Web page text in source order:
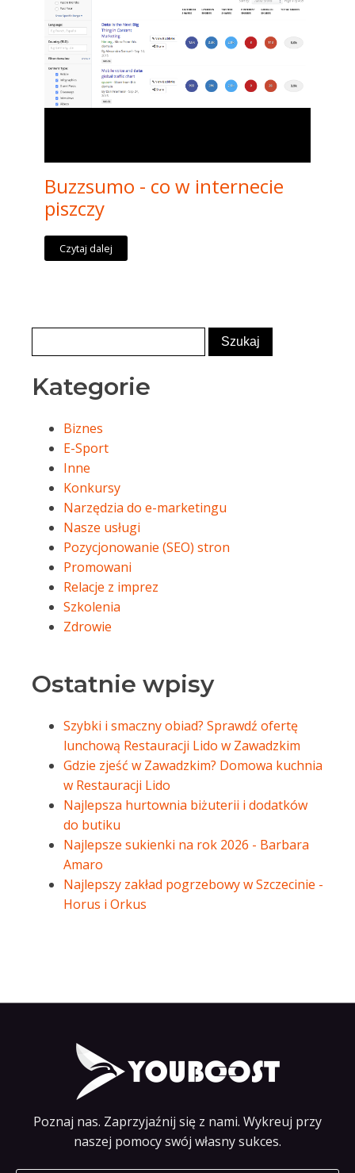
Buzzsumo - co w internecie
piszczy
Czytaj dalej
Kategorie
Biznes
E-Sport
Inne
Konkursy
Narzędzia do e-marketingu
Nasze usługi
Pozycjonowanie (SEO) stron
Promowani
Relacje z imprez
Szkolenia
Zdrowie
Ostatnie wpisy
Szybki i smaczny obiad? Sprawdź ofertę
lunchową Restauracji Lido w Zawadzkim
Gdzie zjeść w Zawadzkim? Domowa kuchnia
w Restauracji Lido
Najlepsza hurtownia biżuterii i dodatków
do butiku
Najlepsze sukienki na rok 2026 - Barbara
Amaro
Najlepszy zakład pogrzebowy w Szczecinie -
Horus i Orkus
Poznaj nas. Zaprzyjaźnij się z nami. Wykreuj przy
naszej pomocy swój własny sukces.